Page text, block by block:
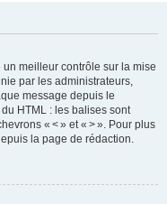
meilleur contrôle sur la mise
par les administrateurs,
message depuis le
HTML : les balises sont
« < » et « > ». Pour plus
la page de rédaction.